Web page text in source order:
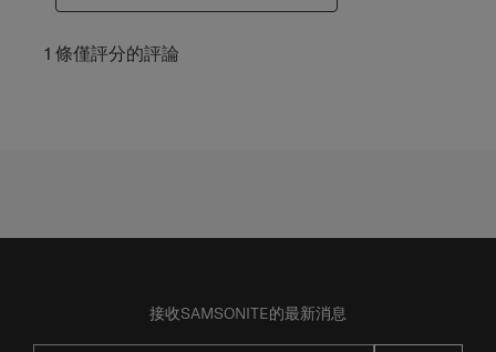
1 條僅評分的評論
接收SAMSONITE的最新消息